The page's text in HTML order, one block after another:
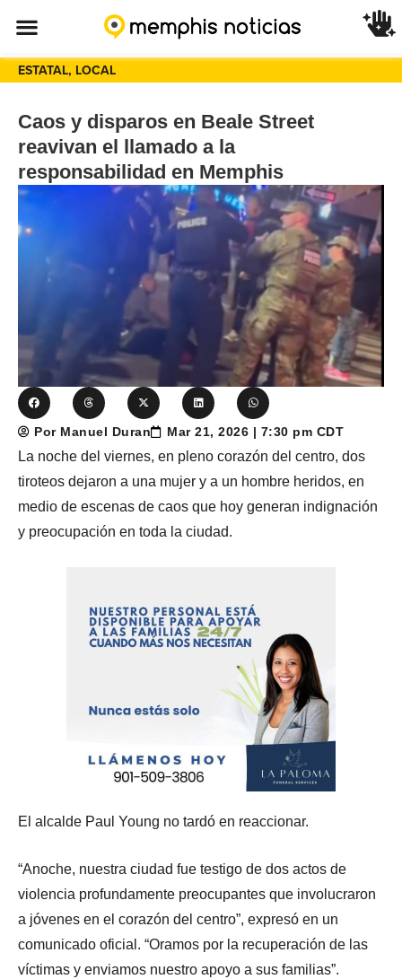
ESTATAL, LOCAL
Caos y disparos en Beale Street
reavivan el llamado a la
responsabilidad en Memphis
Por Manuel Duran Mar 21, 2026 | 7:30 pm CDT
La noche del viernes, en pleno corazón del centro, dos
tiroteos dejaron a una mujer y a un hombre heridos, en
medio de escenas de caos que hoy generan indignación
y preocupación en toda la ciudad.
El alcalde Paul Young no tardó en reaccionar.
“Anoche, nuestra ciudad fue testigo de dos actos de
violencia profundamente preocupantes que involucraron
a jóvenes en el corazón del centro”, expresó en un
comunicado oficial. “Oramos por la recuperación de las
víctimas y enviamos nuestro apoyo a sus familias”.